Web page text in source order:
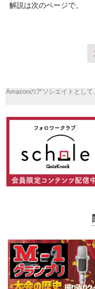
解説は次のページで。
Amazonのアソシエイトとし